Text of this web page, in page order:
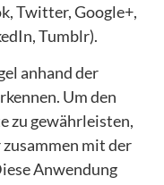
Twitter, Google+,
Tumblr).
anhand der
Um den
zu gewährleisten,
mit der
Anwendung